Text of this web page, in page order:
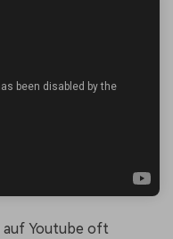
auf Youtube oft